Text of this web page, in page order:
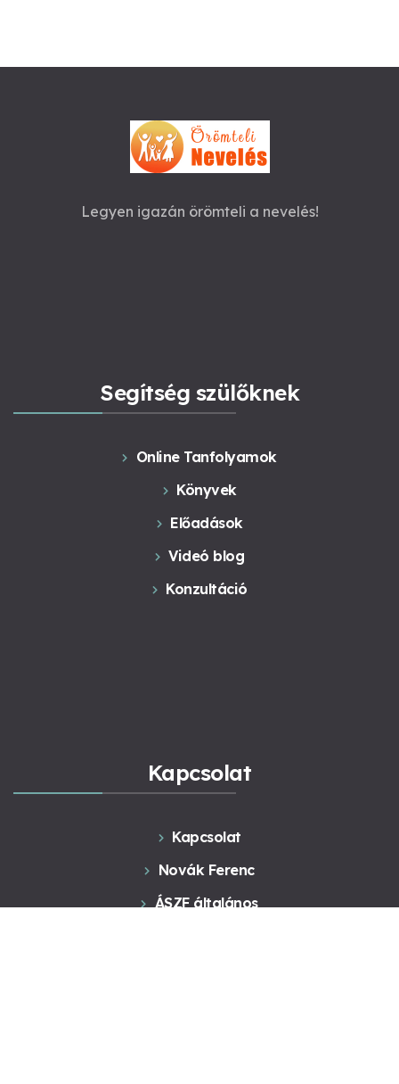
Legyen igazán örömteli a nevelés!
Segítség szülőknek
Online Tanfolyamok
Könyvek
Előadások
Videó blog
Konzultáció
Kapcsolat
Kapcsolat
Novák Ferenc
ÁSZF általános